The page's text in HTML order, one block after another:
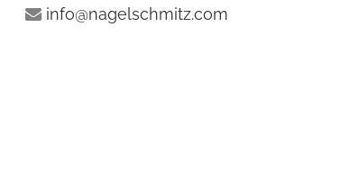
info@nagelschmitz.com